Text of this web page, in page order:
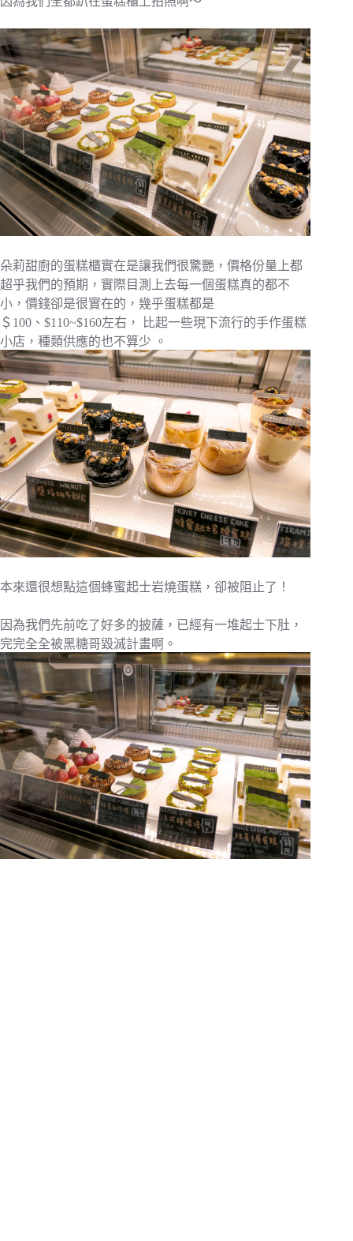
朵莉甜廚的蛋糕櫃實在是讓我們很驚艷，價格份量上都
超乎我們的預期，實際目測上去每一個蛋糕真的都不
小，價錢卻是很實在的，幾乎蛋糕都是
＄100、$110~$160左右， 比起一些現下流行的手作蛋糕
小店，種類供應的也不算少 。
本來還很想點這個蜂蜜起士岩燒蛋糕，卻被阻止了！
因為我們先前吃了好多的披薩，已經有一堆起士下肚，
完完全全被黑糖哥毀滅計畫啊。